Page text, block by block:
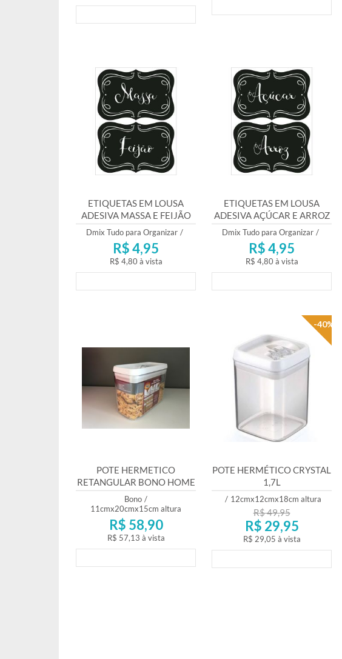
ETIQUETAS EM LOUSA
ADESIVA MASSA E FEIJÃO
Dmix Tudo para Organizar /
R$ 4,95
R$ 4,80 à vista
ETIQUETAS EM LOUSA
ADESIVA AÇÚCAR E ARROZ
Dmix Tudo para Organizar /
R$ 4,95
R$ 4,80 à vista
POTE HERMETICO
RETANGULAR BONO HOME
1,8L
Bono /
11cmx20cmx15cm altura
R$ 58,90
R$ 57,13 à vista
-40%
POTE HERMÉTICO CRYSTAL
1,7L
/ 12cmx12cmx18cm altura
R$ 49,95
R$ 29,95
R$ 29,05 à vista